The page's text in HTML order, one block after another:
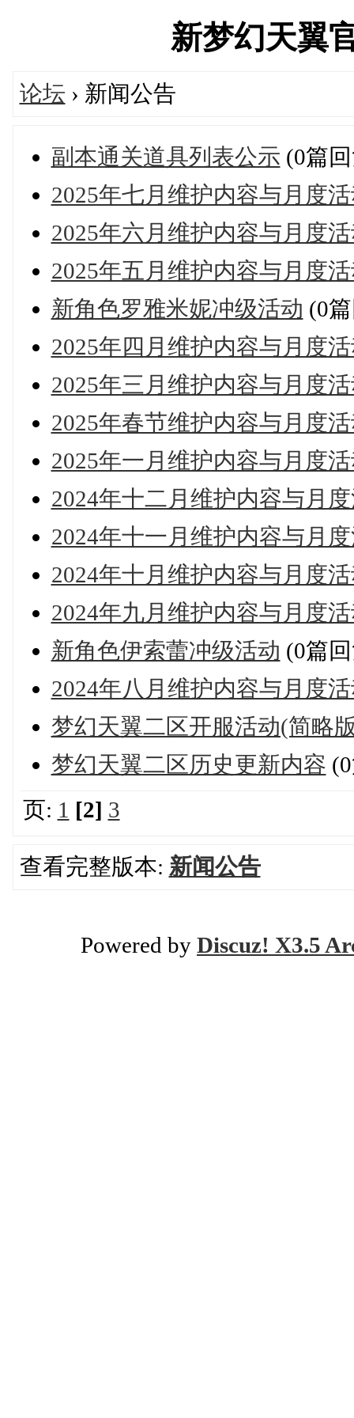
新梦幻天翼
论坛 › 新闻公告
副本通关道具列表公示 (0篇
2025年七月维护内容与月度
2025年六月维护内容与月度
2025年五月维护内容与月度
新角色罗雅米妮冲级活动 (0
2025年四月维护内容与月度
2025年三月维护内容与月度
2025年春节维护内容与月度
2025年一月维护内容与月度
2024年十二月维护内容与月
2024年十一月维护内容与月
2024年十月维护内容与月度
2024年九月维护内容与月度
新角色伊索蕾冲级活动 (0篇
2024年八月维护内容与月度
梦幻天翼二区开服活动(简略
梦幻天翼二区历史更新内容
页: 1 [2] 3
查看完整版本: 新闻公告
Powered by Discuz! X3.5